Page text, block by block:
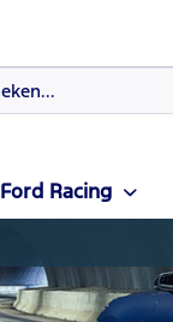
Ford Racing